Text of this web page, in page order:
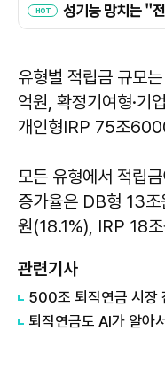
유형별 적립금 규모
억원, 확정기여형·
개인형IRP 75조
모든 유형에서 적립
증가율은 DB형 13
원(18.1%), IRP 18
관련기사